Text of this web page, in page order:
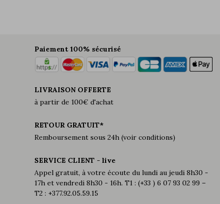
Paiement 100% sécurisé
LIVRAISON OFFERTE
à partir de 100€ d'achat
RETOUR GRATUIT*
Remboursement sous 24h (voir conditions)
SERVICE CLIENT - live
Appel gratuit, à votre écoute du lundi au jeudi 8h30 -
17h et vendredi 8h30 - 16h. T1 : (+33 ) 6 07 93 02 99 –
T2 : +377.92.05.59.15